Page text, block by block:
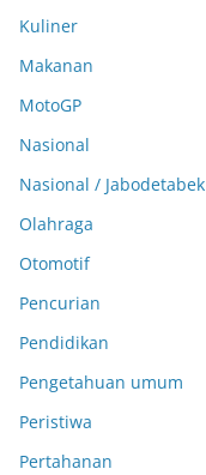
Kuliner
Makanan
MotoGP
Nasional
Nasional / Jabodetabek
Olahraga
Otomotif
Pencurian
Pendidikan
Pengetahuan umum
Peristiwa
Pertahanan